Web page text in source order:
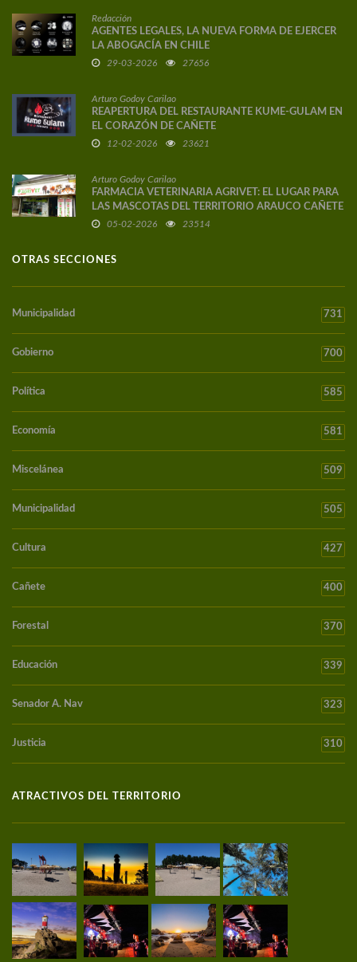
Redacción
AGENTES LEGALES, LA NUEVA FORMA DE EJERCER
LA ABOGACÍA EN CHILE
29-03-2026 27656
Arturo Godoy Carilao
REAPERTURA DEL RESTAURANTE KUME-GULAM EN
EL CORAZÓN DE CAÑETE
12-02-2026 23621
Arturo Godoy Carilao
FARMACIA VETERINARIA AGRIVET: EL LUGAR PARA
LAS MASCOTAS DEL TERRITORIO ARAUCO CAÑETE
05-02-2026 23514
OTRAS SECCIONES
Municipalidad 731
Gobierno 700
Política 585
Economía 581
Miscelánea 509
Municipalidad 505
Cultura 427
Cañete 400
Forestal 370
Educación 339
Senador A. Nav 323
Justicia 310
ATRACTIVOS DEL TERRITORIO